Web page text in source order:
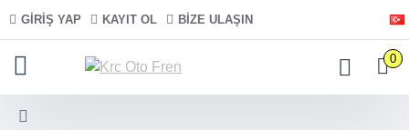
GIRIŞ YAP KAYIT OL BIZE ULAŞIN
0